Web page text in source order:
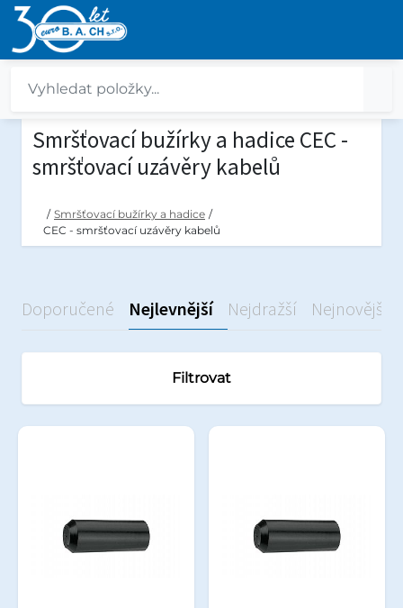
Smršťovací bužírky a hadice CEC -
smršťovací uzávěry kabelů
/ Smršťovací bužírky a hadice /
CEC - smršťovací uzávěry kabelů
Doporučené Nejlevnější Nejdražší Nejnovější
Filtrovat